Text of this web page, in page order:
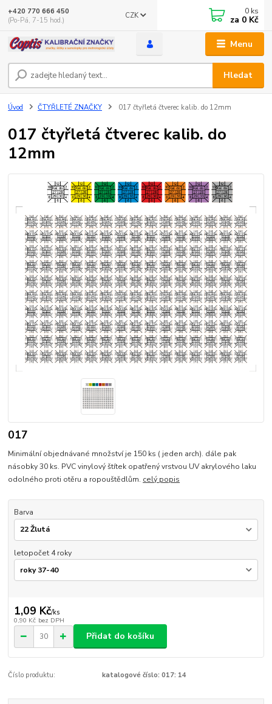
Menu
CZK
Hledat
+420 770 666 450
(Po-Pá, 7-15 hod.)
0 ks
za 0 Kč
Úvod ČTYŘLETÉ ZNAČKY 017 čtyřletá čtverec kalib. do 12mm
017 čtyřletá čtverec kalib. do
12mm
017
Minimální objednávané množství je 150 ks ( jeden arch). dále pak
násobky 30 ks. PVC vinylový štítek opatřený vrstvou UV akrylového laku
odolného proti otěru a ropouštědlům. celý popis
Barva
letopočet 4 roky
1,09 Kč/ks
0,90 Kč bez DPH
Přidat do košíku
Číslo produktu: katalogové číslo: 017: 14